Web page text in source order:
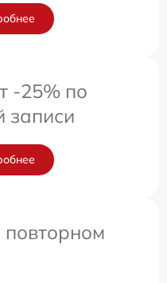
-25% по
записи